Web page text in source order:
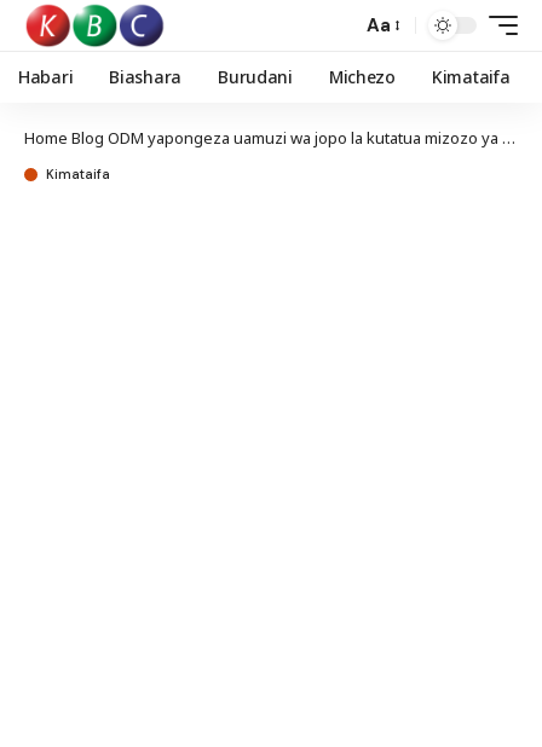
Aa
Habari Biashara Burudani Michezo Kimataifa
Home Blog ODM yapongeza uamuzi wa jopo la kutatua mizozo ya vyama vya kisiasa
Kimataifa